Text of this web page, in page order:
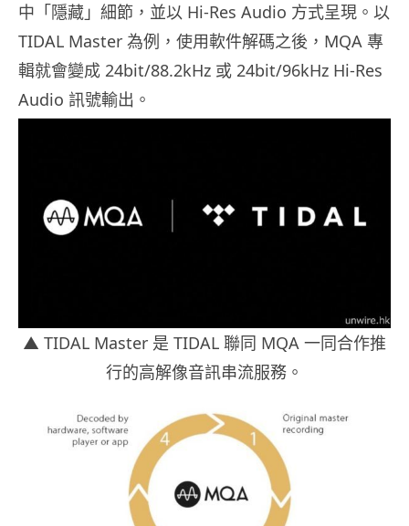
中「隱藏」細節，並以 Hi-Res Audio 方式呈現。以
TIDAL Master 為例，使用軟件解碼之後，MQA 專
輯就會變成 24bit/88.2kHz 或 24bit/96kHz Hi-Res
Audio 訊號輸出。
▲ TIDAL Master 是 TIDAL 聯同 MQA 一同合作推
行的高解像音訊串流服務。